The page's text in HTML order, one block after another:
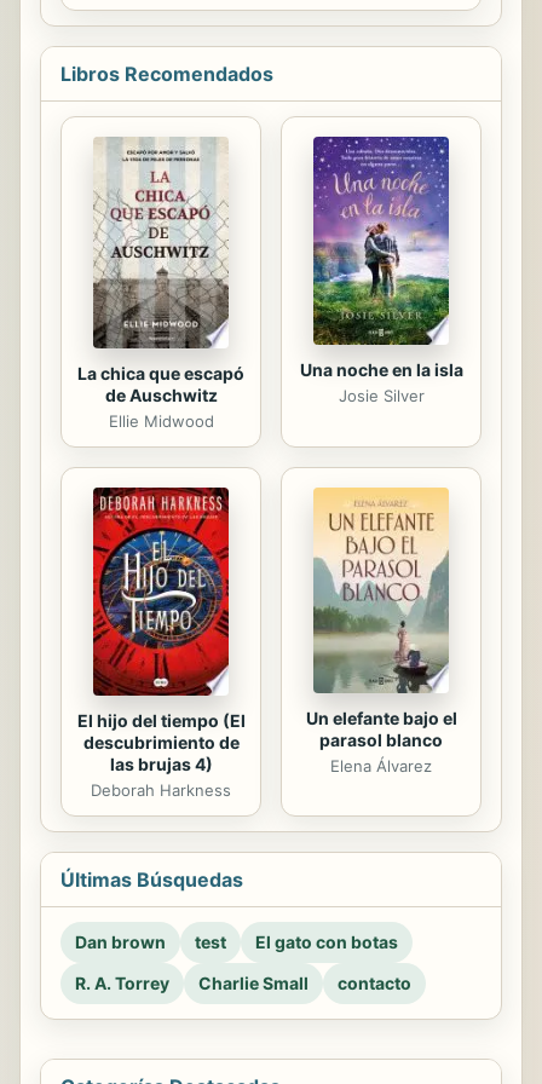
personas y los bienes en la sociedad
actual requiere, además de las
actuaciones exigibles a las
ciudadanos estén adecuadamente
preparados para protegerse frente a
riesgos y emergencias que puedan
sufrir, por lo que las actuaciones
públicas han de verse
complementadas con las actuaciones
de autoprotección.;La
autoprotección puede considerarse
como un derecho...
Libros Recomendados
La chica que escapó
de Auschwitz
Ellie Midwood
Una noche en la isla
Josie Silver
El hijo del tiempo (El
descubrimiento de
las brujas 4)
Deborah Harkness
Un elefante bajo el
parasol blanco
Elena Álvarez
Últimas Búsquedas
Dan brown test
El gato con botas
R. A. Torrey
Charlie Small contacto